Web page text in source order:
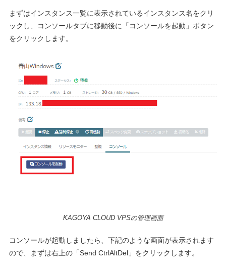
まずはインスタンス一覧に表示されているインスタンス名をクリ
ックし、コンソールタブに移動後に「コンソールを起動」ボタン
をクリックします。
KAGOYA CLOUD VPSの管理画面
コンソールが起動しましたら、下記のような画面が表示されます
ので、まずは右上の「Send CtrlAltDel」をクリックします。